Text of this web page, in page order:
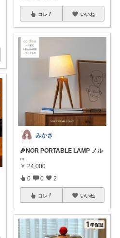
コレ いいね
みかさ
🎉NOR PORTABLE LAMP ノル
...
￥ 24,000
0 0 2
コレ いいね